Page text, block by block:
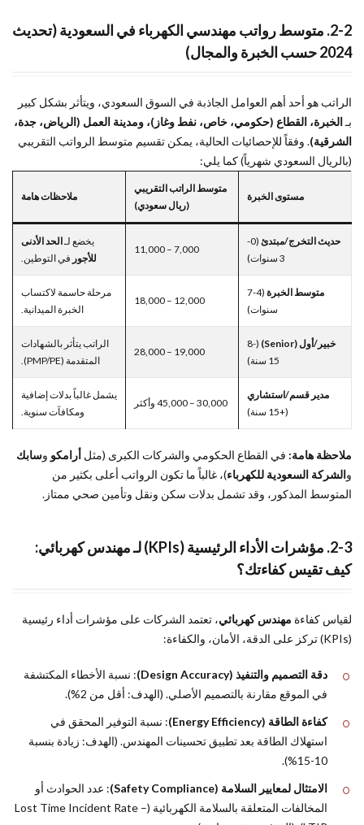
2-2. متوسط رواتب مهندسي الكهرباء في السعودية (تحديث
2024 حسب الخبرة والمجال)
الراتب هو أحد أهم العوامل الجاذبة في السوق السعودي، ويتأثر بشكل كبير
بـ الخبرة، القطاع (حكومي، خاص، نفط وغاز)، ومدينة العمل (الرياض، جدة،
الشرقية). وفقاً للإحصائيات الحالية، يمكن تقسيم متوسط الرواتب التقريبي
(بالريال السعودي شهرياً) كما يلي:
مستوى الخبرة
متوسط الراتب التقريبي
(ريال سعودي)
ملاحظات هامة
حديث التخرج/مبتدئ
(0-
3 سنوات)
7,000 – 11,000
يخضع لـالحد الأدنى
للأجور في التوطين.
متوسط الخبرة
(4-7
سنوات)
12,000 – 18,000
مرحلة حاسمة لاكتساب
الخبرة الميدانية.
خبير/أول (Senior)
(8-
15 سنة)
19,000 – 28,000
الراتب يتأثر بالشهادات
المتقدمة (PMP/PE).
مدير قسم/استشاري
(+15 سنة)
30,000 – 45,000 وأكثر
يشمل غالباً بدلات إضافية
ومكافآت سنوية.
ملاحظة هامة: في القطاع الحكومي والشركات الكبرى (مثل أرامكو وسابك
و الشركة السعودية للكهرباء)، غالباً ما تكون الرواتب أعلى بكثير من
المتوسط المذكور، وقد تشمل بدلات سكن ونقل وتأمين صحي ممتاز.
2-3. مؤشرات الأداء الرئيسية (KPIs) لـ مهندس كهربائي:
كيف تقيس كفاءتك؟
لقياس كفاءة مهندس كهربائي، تعتمد الشركات على مؤشرات أداء رئيسية
(KPIs) تركز على الدقة، الأمان، والكفاءة:
دقة التصميم والتنفيذ (Design Accuracy)
: نسبة الأخطاء المكتشفة
في الموقع مقارنة بالتصميم الأصلي. (الهدف: أقل من 2%).
كفاءة الطاقة (Energy Efficiency)
: نسبة التوفير المحقق في
استهلاك الطاقة بعد تطبيق تحسينات المهندس. (الهدف: زيادة بنسبة
10-15%).
الامتثال لمعايير السلامة (Safety Compliance)
: عدد الحوادث أو
المخالفات المتعلقة بالسلامة الكهربائية (Lost Time Incident Rate –